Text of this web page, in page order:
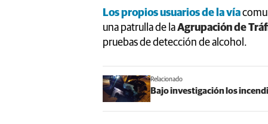
Los propios usuarios de la vía
una patrulla de laAgrupación de
pruebas de detección de alcohol.
Relacionado
Bajo investigación los